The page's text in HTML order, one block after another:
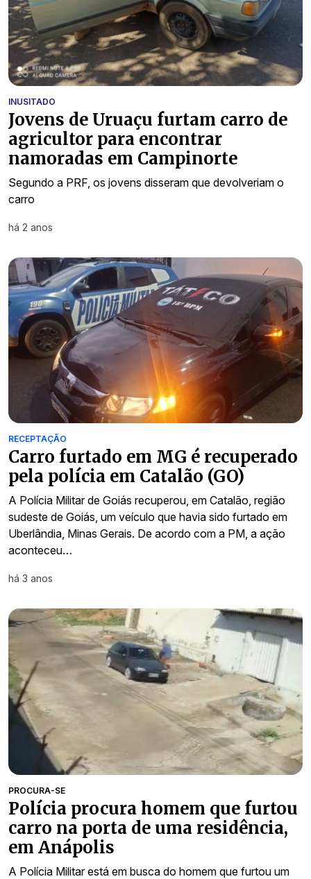
INUSITADO
Jovens de Uruaçu furtam carro de
agricultor para encontrar
namoradas em Campinorte
Segundo a PRF, os jovens disseram que devolveriam o
carro
há 2 anos
RECEPTAÇÃO
Carro furtado em MG é recuperado
pela polícia em Catalão (GO)
A Polícia Militar de Goiás recuperou, em Catalão, região
sudeste de Goiás, um veículo que havia sido furtado em
Uberlândia, Minas Gerais. De acordo com a PM, a ação
aconteceu…
há 3 anos
PROCURA-SE
Polícia procura homem que furtou
carro na porta de uma residência,
em Anápolis
A Polícia Militar está em busca do homem que furtou um